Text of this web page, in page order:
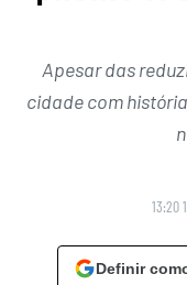
Apesar das
cidade com
13:20
Definir